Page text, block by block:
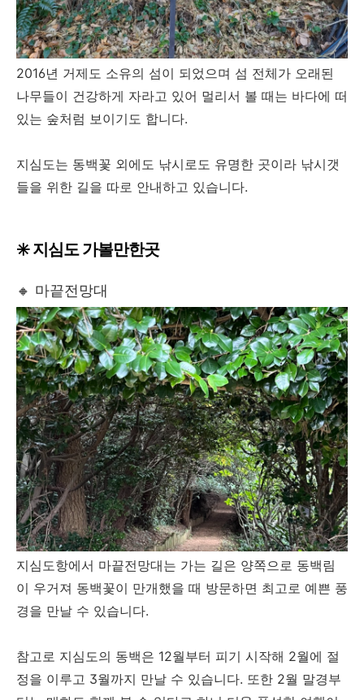
2016년 거제도 소유의 섬이 되었으며 섬 전체가 오래된
나무들이 건강하게 자라고 있어 멀리서 볼 때는 바다에 떠
있는 숲처럼 보이기도 합니다.
지심도는 동백꽃 외에도 낚시로도 유명한 곳이라 낚시갯
들을 위한 길을 따로 안내하고 있습니다.
✳️ 지심도 가볼만한곳
🔸 마끝전망대
지심도항에서 마끝전망대는 가는 길은 양쪽으로 동백림
이 우거져 동백꽃이 만개했을 때 방문하면 최고로 예쁜 풍
경을 만날 수 있습니다.
참고로 지심도의 동백은 12월부터 피기 시작해 2월에 절
정을 이루고 3월까지 만날 수 있습니다. 또한 2월 말경부